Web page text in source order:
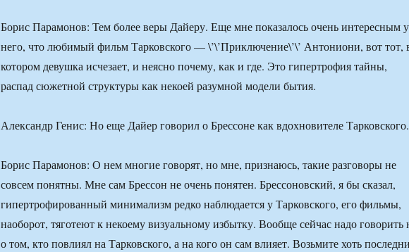
Борис Парамонов: Тем более веры Дайеру. Еще мне показалось очень интересным у
него, что любимый фильм Тарковского — \’\’Приключение\’\’ Антониони, вот тот,
котором девушка исчезает, и неясно почему, как и где. Это гипертрофия тайны,
распад сюжетной структуры как некоей разумной модели бытия.
Александр Генис: Но еще Дайер говорил о Брессоне как вдохновителе Тарковского.
Борис Парамонов: О нем многие говорят, но мне, признаюсь, такие разговоры не
совсем понятны. Мне сам Брессон не очень понятен. Брессоновский, я бы сказал,
гипертрофированный минимализм редко наблюдается у Тарковского, его фильмы,
наоборот, тяготеют к некоему визуальному избытку. Вообще сейчас надо говорить
о том, кто повлиял на Тарковского, а на кого он сам влияет. Возьмите хоть